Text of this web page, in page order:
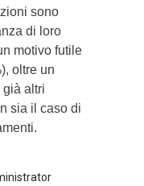
sono
di loro
motivo futile
oltre un
già altri
sia il caso di